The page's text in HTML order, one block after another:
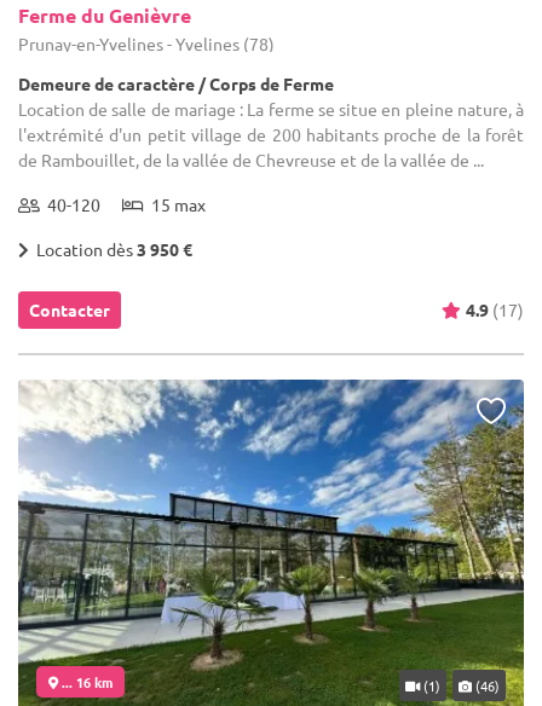
Ferme du Genièvre
Prunay-en-Yvelines - Yvelines (78)
Demeure de caractère / Corps de Ferme
Location de salle de mariage : La ferme se situe en pleine nature, à
l'extrémité d'un petit village de 200 habitants proche de la forêt
de Rambouillet, de la vallée de Chevreuse et de la vallée de ...
40-120 15 max
Location dès3 950 €
Contacter 4.9 (17)
... 16 km (1) (46)